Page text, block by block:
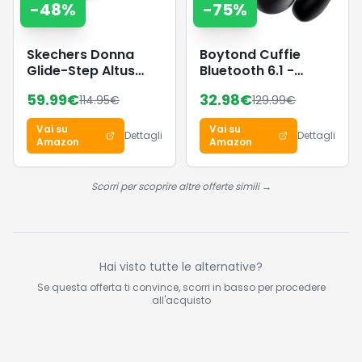
-48%
Skechers Donna
Glide-Step Altus
Dark Taupe
Synthetic/Mesh/Trim,
38.5 EU
59.99€114.95€
Vai su
Amazon
Dettagli
-75%
Boytond Cuffie
Bluetooth 6.1 -
Auricolari Clip
Orecchio Elegante
Auricolari ad Alte
Prestazioni per Gli
Amanti Degli Sport
All'aperto con Caso
Nero
32.98€129.99€
Vai su
Amazon
Dettagli
Scorri per scoprire altre offerte simili →
Hai visto tutte le alternative?
Se questa offerta ti convince, scorri in basso per procedere
all'acquisto